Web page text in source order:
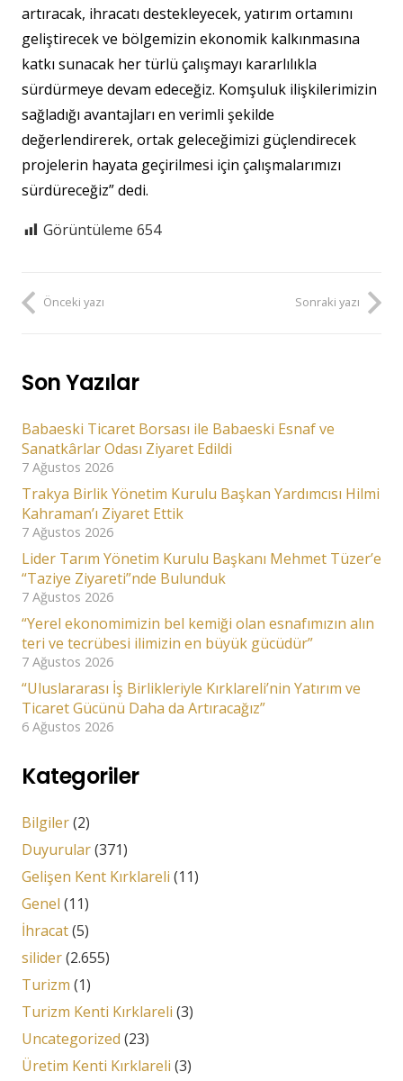
artıracak, ihracatı destekleyecek, yatırım ortamını
geliştirecek ve bölgemizin ekonomik kalkınmasına
katkı sunacak her türlü çalışmayı kararlılıkla
sürdürmeye devam edeceğiz. Komşuluk ilişkilerimizin
sağladığı avantajları en verimli şekilde
değerlendirerek, ortak geleceğimizi güçlendirecek
projelerin hayata geçirilmesi için çalışmalarımızı
sürdüreceğiz” dedi.
Görüntüleme 654
Önceki yazı Sonraki yazı
Son Yazılar
Babaeski Ticaret Borsası ile Babaeski Esnaf ve
Sanatkârlar Odası Ziyaret Edildi
7 Ağustos 2026
Trakya Birlik Yönetim Kurulu Başkan Yardımcısı Hilmi
Kahraman’ı Ziyaret Ettik
7 Ağustos 2026
Lider Tarım Yönetim Kurulu Başkanı Mehmet Tüzer’e
“Taziye Ziyareti”nde Bulunduk
7 Ağustos 2026
“Yerel ekonomimizin bel kemiği olan esnafımızın alın
teri ve tecrübesi ilimizin en büyük gücüdür”
7 Ağustos 2026
“Uluslararası İş Birlikleriyle Kırklareli’nin Yatırım ve
Ticaret Gücünü Daha da Artıracağız”
6 Ağustos 2026
Kategoriler
Bilgiler(2)
Duyurular(371)
Gelişen Kent Kırklareli (11)
Genel (11)
İhracat(5)
silider(2.655)
Turizm (1)
Turizm Kenti Kırklareli (3)
Uncategorized (23)
Üretim Kenti Kırklareli (3)